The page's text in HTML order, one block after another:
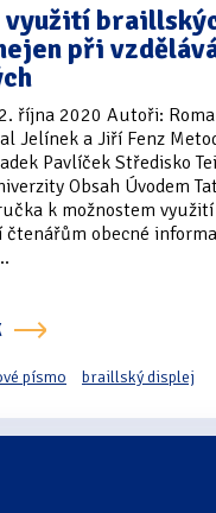
využití
při
října 2020 Autoři:
Jelínek a Jiří Fenz
Pavlíček Středisko
Obsah Úvodem
k možnostem
obecné
písmo braillský displej